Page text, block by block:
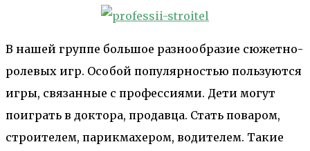
В нашей группе большое разнообразие сюжетно-
ролевых игр. Особой популярностью пользуются
игры, связанные с профессиями. Дети могут
поиграть в доктора, продавца. Стать поваром,
строителем, парикмахером, водителем. Такие